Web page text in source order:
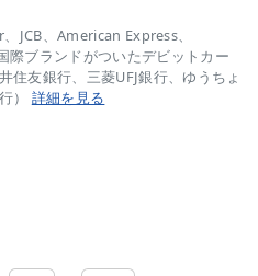
JCB、American Express、
際ブランドがついたデビットカー
住友銀行、三菱UFJ銀行、ゆうちょ
） 詳細を見る